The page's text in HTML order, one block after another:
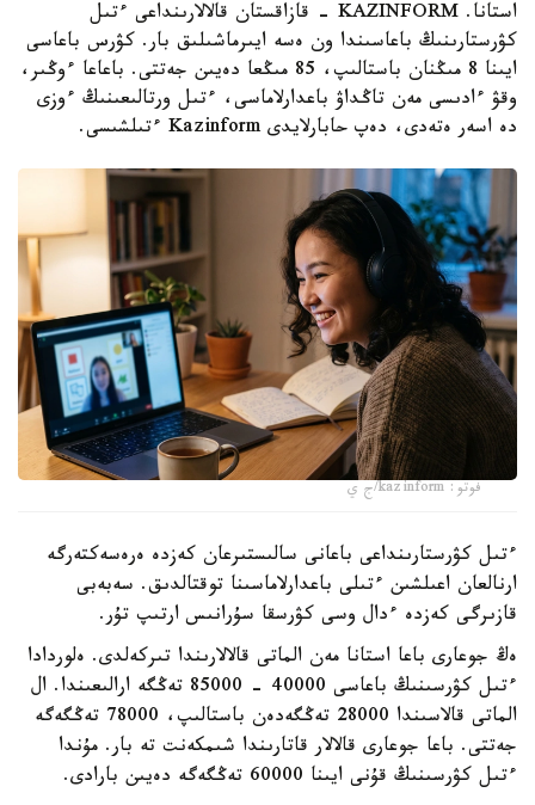
استانا. KAZINFORM - قازاقستان قالالارىنداعى ءتىل
كۋرستارىنىڭ باعاسىندا ون ەسە ايىرماشىلىق بار. كۋرس باعاسى
ايىنا 8 مىڭنان باستالىپ، 85 مىڭعا دەيىن جەتتى. باعاعا ءوڭىر،
وقۋ ءادىسى مەن تاڭداۋ باعدارلاماسى، ءتىل ورتالىعىنىڭ ءوزى
دە اسەر ەتەدى، دەپ حابارلايدى Kazinform ءتىلشىسى.
فوتو: kazinform/ج ي
ءتىل كۋرستارىنداعى باعانى سالىستىرعان كەزدە ەرەسەكتەرگە
ارنالعان اعىلشىن ءتىلى باعدارلاماسىنا توقتالدىق. سەبەبى
قازىرگى كەزدە ءدال وسى كۋرسقا سۇرانىس ارتىپ تۇر.
ەڭ جوعارى باعا استانا مەن الماتى قالالارىندا تىركەلدى. ەلوردادا
ءتىل كۋرسىنىڭ باعاسى 40000 - 85000 تەڭگە ارالىعىندا. ال
الماتى قالاسىندا 28000 تەڭگەدەن باستالىپ، 78000 تەڭگەگە
جەتتى. باعا جوعارى قالالار قاتارىندا شىمكەنت تە بار. مۇندا
ءتىل كۋرسىنىڭ قۇنى ايىنا 60000 تەڭگەگە دەيىن بارادى.